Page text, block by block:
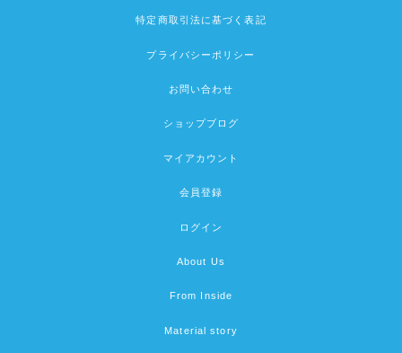
特定商取引法に基づく表記
プライバシーポリシー
お問い合わせ
ショップブログ
マイアカウント
会員登録
ログイン
About Us
From Inside
Material story